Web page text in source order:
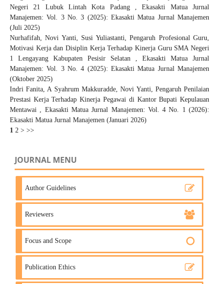
Negeri 21 Lubuk Lintah Kota Padang ,Ekasakti Matua Jurnal
Manajemen: Vol. 3 No. 3 (2025): Ekasakti Matua Jurnal Manajemen
(Juli 2025)
Nurhafifah, Novi Yanti, Susi Yuliastanti,Pengaruh Profesional Guru,
Motivasi Kerja dan Disiplin Kerja Terhadap Kinerja Guru SMA Negeri
1 Lengayang Kabupaten Pesisir Selatan ,Ekasakti Matua Jurnal
Manajemen: Vol. 3 No. 4 (2025): Ekasakti Matua Jurnal Manajemen
(Oktober 2025)
Indri Fanita, A Syahrum Makkuradde, Novi Yanti, Pengaruh Penilaian
Prestasi Kerja Terhadap Kinerja Pegawai di Kantor Bupati Kepulauan
Mentawai , Ekasakti Matua Jurnal Manajemen: Vol. 4 No. 1 (2026):
Ekasakti Matua Jurnal Manajemen (Januari 2026)
1 2 > >>
JOURNAL MENU
Author Guidelines
Reviewers
Focus and Scope
Publication Ethics